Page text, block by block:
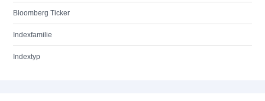
Bloomberg Ticker
Indexfamilie
Indextyp